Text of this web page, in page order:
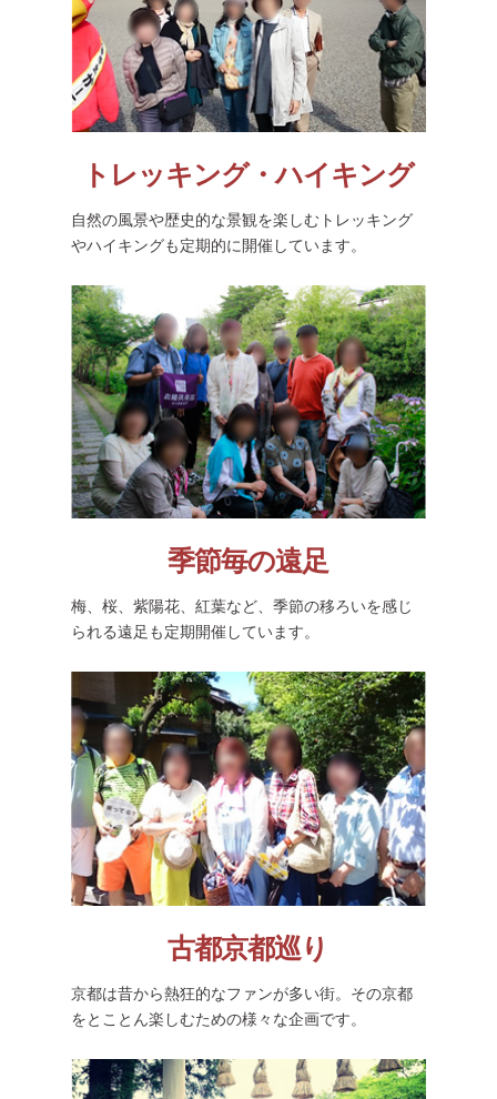
トレッキング・ハイキング
自然の風景や歴史的な景観を楽しむトレッキング
やハイキングも定期的に開催しています。
季節毎の遠足
梅、桜、紫陽花、紅葉など、季節の移ろいを感じ
られる遠足も定期開催しています。
古都京都巡り
京都は昔から熱狂的なファンが多い街。その京都
をとことん楽しむための様々な企画です。